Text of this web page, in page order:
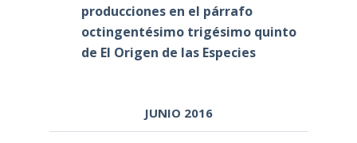
producciones en el párrafo
octingentésimo trigésimo quinto
de El Origen de las Especies
JUNIO 2016